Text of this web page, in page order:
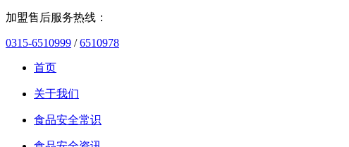
加盟售后服务热线：
0315-6510999 /6510978
首页
关于我们
食品安全常识